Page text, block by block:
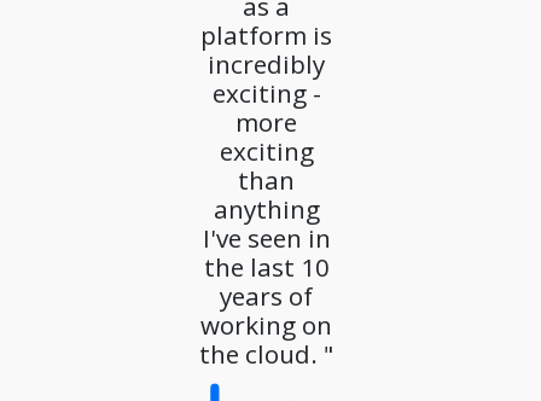
platform is
incredibly
exciting -
more
exciting
than
anything
I've seen in
the last 10
years of
working on
the cloud. "